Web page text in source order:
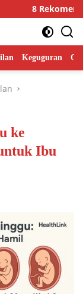
Obat
Keguguran
ke
Ibu